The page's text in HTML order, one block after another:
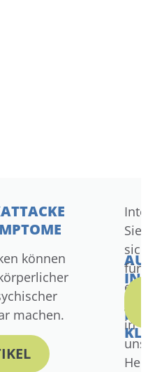
können
machen.
IN
DIE
Sie
sich
für
einen
in